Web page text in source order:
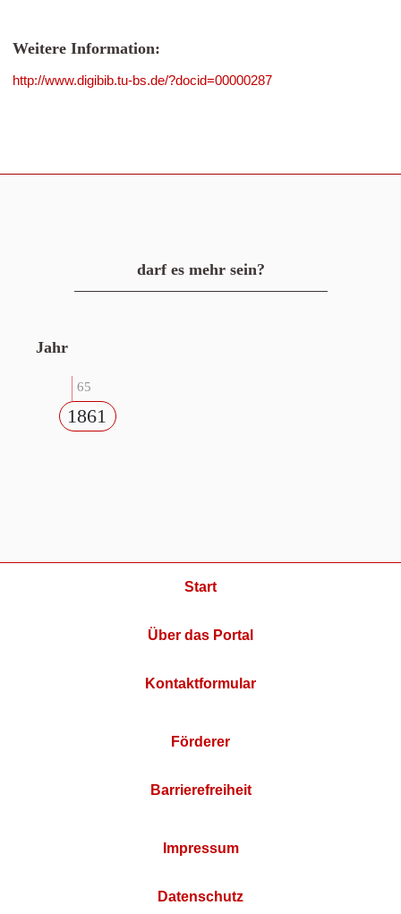
Weitere Information:
http://www.digibib.tu-bs.de/?docid=00000287
darf es mehr sein?
Jahr
65
1861
Start
Über das Portal
Kontaktformular
Förderer
Barrierefreiheit
Impressum
Datenschutz